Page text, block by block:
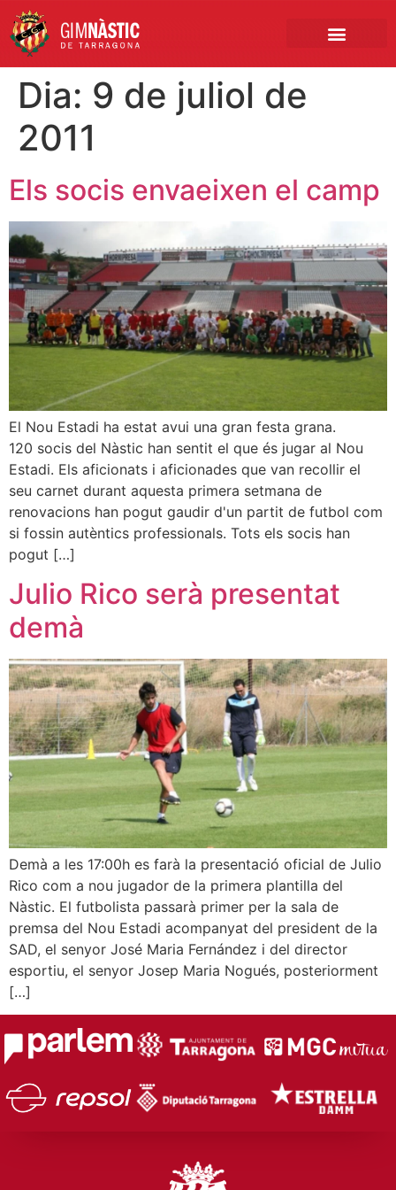
Dia: 9 de juliol de
2011
Els socis envaeixen el camp
El Nou Estadi ha estat avui una gran festa grana.
120 socis del Nàstic han sentit el que és jugar al Nou
Estadi. Els aficionats i aficionades que van recollir el
seu carnet durant aquesta primera setmana de
renovacions han pogut gaudir d'un partit de futbol com
si fossin autèntics professionals. Tots els socis han
pogut […]
Julio Rico serà presentat
demà
Demà a les 17:00h es farà la presentació oficial de Julio
Rico com a nou jugador de la primera plantilla del
Nàstic. El futbolista passarà primer per la sala de
premsa del Nou Estadi acompanyat del president de la
SAD, el senyor José Maria Fernández i del director
esportiu, el senyor Josep Maria Nogués, posteriorment
[…]